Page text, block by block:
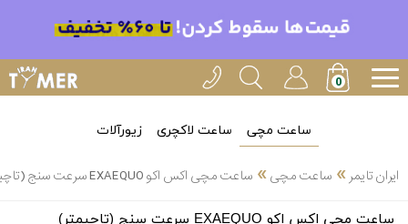
ساعت مچی ساعت لاکچری زیورآلات
ایران تایمر » ساعت مچی» ساعت مچی اکس اکو EXAEQUO سرعت سنج (تاچیمتر)
ساعت مچی اکس اکو EXAEQUO سرعت سنج (تاچیمتر)
انتخاب